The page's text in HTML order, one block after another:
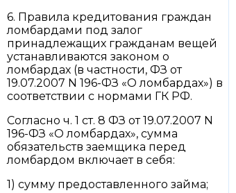
6. Правила кредитования граждан
ломбардами под залог
принадлежащих гражданам вещей
устанавливаются законом о
ломбардах (в частности, ФЗ от
19.07.2007 N 196-ФЗ «О ломбардах») в
соответствии с нормами ГК РФ.
Согласно ч. 1 ст. 8 ФЗ от 19.07.2007 N
196-ФЗ «О ломбардах», сумма
обязательств заемщика перед
ломбардом включает в себя:
1) сумму предоставленного займа;